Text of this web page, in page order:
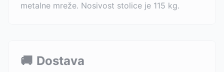
metalne mreže. Nosivost stolice je 115 kg.
🚚 Dostava